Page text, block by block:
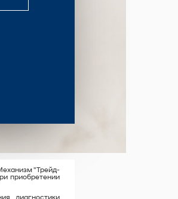
"Трейд-
приобретении
диагностики